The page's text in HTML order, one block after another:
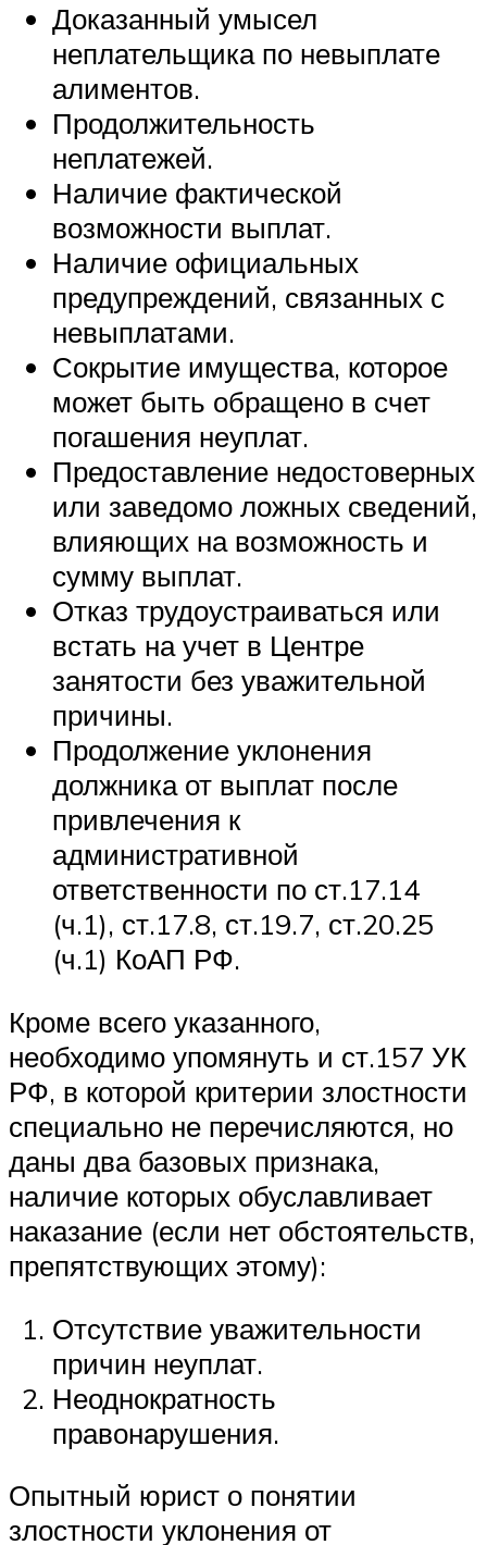
Доказанный умысел
неплательщика по невыплате
алиментов.
Продолжительность
неплатежей.
Наличие фактической
возможности выплат.
Наличие официальных
предупреждений, связанных с
невыплатами.
Сокрытие имущества, которое
может быть обращено в счет
погашения неуплат.
Предоставление недостоверных
или заведомо ложных сведений,
влияющих на возможность и
сумму выплат.
Отказ трудоустраиваться или
встать на учет в Центре
занятости без уважительной
причины.
Продолжение уклонения
должника от выплат после
привлечения к
административной
ответственности по ст.17.14
(ч.1), ст.17.8, ст.19.7, ст.20.25
(ч.1) КоАП РФ.
Кроме всего указанного,
необходимо упомянуть и ст.157 УК
РФ, в которой критерии злостности
специально не перечисляются, но
даны два базовых признака,
наличие которых обуславливает
наказание (если нет обстоятельств,
препятствующих этому):
Отсутствие уважительности
причин неуплат.
Неоднократность
правонарушения.
Опытный юрист о понятии
злостности уклонения от